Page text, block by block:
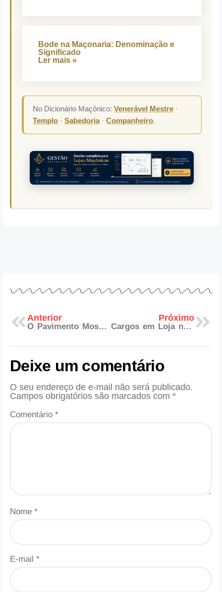
Bode na Maçonaria: Denominação e
Significado
Ler mais »
No Dicionário Maçônico: Venerável Mestre·
Templo· Sabedoria· Companheiro.
Anterior
O Pavimento Mosaico: Significado do Chão Xadrez na Maçonaria
Próximo
Cargos em Loja no REAA: Funções, Jóias e Simbolismo Completo
Deixe um comentário
O seu endereço de e-mail não será publicado.
Campos obrigatórios são marcados com *
Comentário *
Nome *
E-mail *